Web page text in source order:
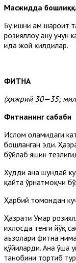
Масжидда
Бу ишни ҳам шароит
розияллоҳу анҳу
ҳида жой қилдилар.
ФИТНА
(ҳижрий 30—35;
Фитнанинг сабаби
Ислом оламидаги
бошланган эди.
бўйлаб яшин
Худди ана шундай
қайта ўрнатмоқчи
Ҳарбий томондан
Ҳазрати Умар
ихлосда тенги йўқ
аъзолари фитна
қўйиларди. Ана ўша
танобини тортиб